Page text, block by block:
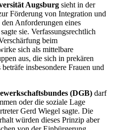
Augsburg sieht in der
Förderung von Integration und
den Anforderungen eines
sie. Verfassungsrechtlich
beim
sich als mittelbare
aus, die sich in prekären
insbesondere Frauen und
(DGB) darf
oder die soziale Lage
Gerd Wiegel sagte. Die
würden dieses Prinzip aber